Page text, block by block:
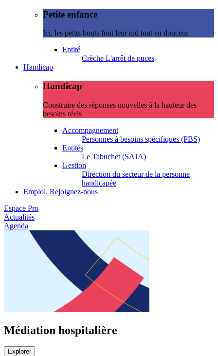
Petite enfance
Ici, les petits bouts font leur nid tout en douceur
Entité
Crèche L'arrêt de puces
Handicap
Handicap
Construire des réponses nouvelles à la hauteur des
besoins réels
Accompagnement
Personnes à besoins spécifiques (PBS)
Entités
Le Tabuchet (SAJA)
Gestion
Direction du secteur de la personne
handicapée
Emploi. Rejoignez-nous
Espace Pro
Actualités
Agenda
Médiation hospitalière
Explorer